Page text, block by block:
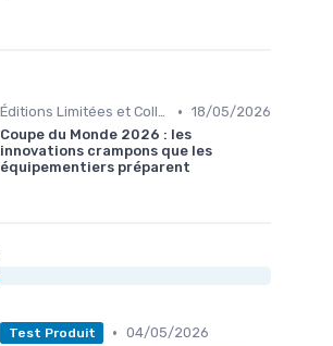
Éditions Limitées et Collaborations • 18/05/2026
Coupe du Monde 2026 : les
innovations crampons que les
équipementiers préparent
Test Produit • 04/05/2026